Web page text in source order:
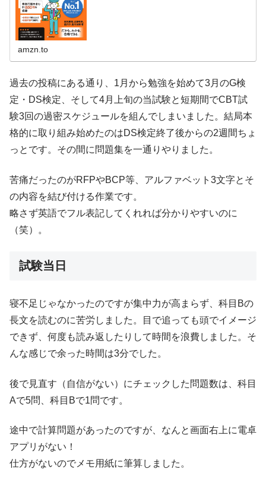
amzn.to
過去の投稿にある通り、1月から勉強を始めて3月のG検
定・DS検定、そして4月上旬の当試験と短期間でCBT試
験3回の過密スケジュールを組んでしまいました。結局本
格的に取り組み始めたのはDS検定終了後からの2週間ちょ
っとです。その間に問題集を一通りやりました。
苦痛だったのがRFPやBCP等、アルファベット3文字とそ
の内容を結び付ける作業です。
略さず英語でフル表記してくれれば分かりやすいのに
（笑）。
試験当日
寝不足じゃなかったのですが集中力が高まらず、科目Bの
長文を読むのに苦労しました。目で追っても頭でイメージ
できず、何度も読み返したりして時間を浪費しました。そ
んな感じで余った時間は3分でした。
後で見直す（自信がない）にチェックした問題数は、科目
Aで5問、科目Bで1問です。
途中で計算問題があったのですが、なんと画面右上に電卓
アプリがない！
仕方がないのでメモ用紙に筆算しました。